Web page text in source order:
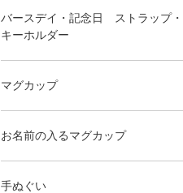
バースデイ・記念日 ストラップ・
キーホルダー
マグカップ
お名前の入るマグカップ
手ぬぐい